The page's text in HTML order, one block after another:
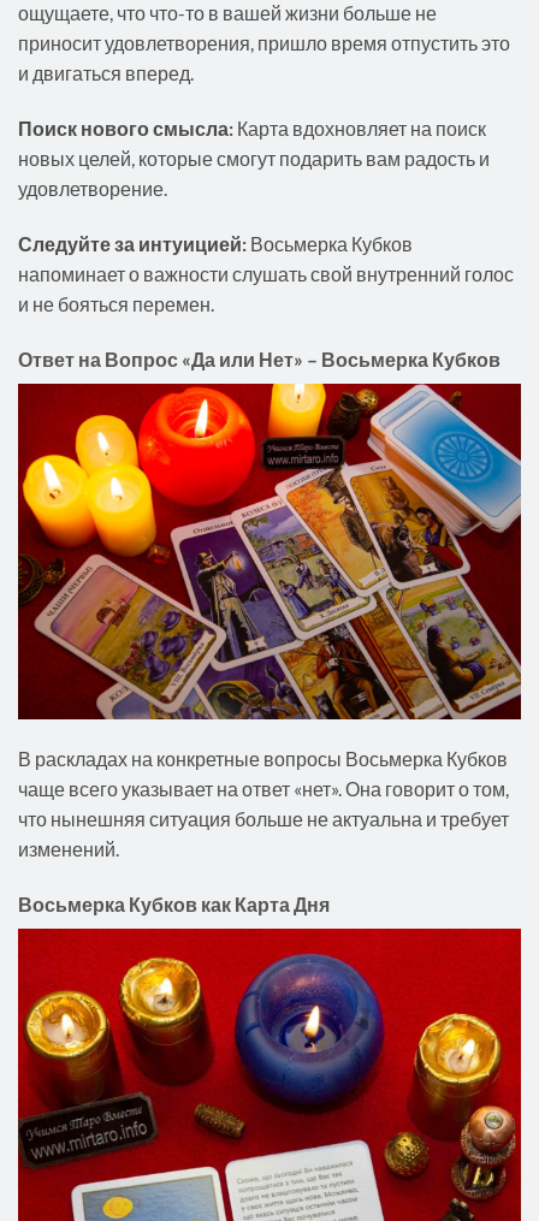
ощущаете, что что-то в вашей жизни больше не
приносит удовлетворения, пришло время отпустить это
и двигаться вперед.
Поиск нового смысла: Карта вдохновляет на поиск
новых целей, которые смогут подарить вам радость и
удовлетворение.
Следуйте за интуицией: Восьмерка Кубков
напоминает о важности слушать свой внутренний голос
и не бояться перемен.
Ответ на Вопрос «Да или Нет» – Восьмерка Кубков
В раскладах на конкретные вопросы Восьмерка Кубков
чаще всего указывает на ответ «нет». Она говорит о том,
что нынешняя ситуация больше не актуальна и требует
изменений.
Восьмерка Кубков как Карта Дня